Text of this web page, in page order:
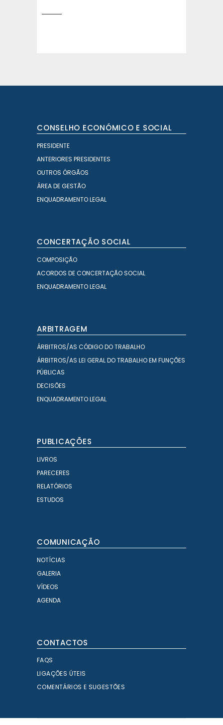
CONSELHO ECONÓMICO E SOCIAL
PRESIDENTE
ANTERIORES PRESIDENTES
OUTROS ÓRGÃOS
ÁREA DE GESTÃO
ENQUADRAMENTO LEGAL
CONCERTAÇÃO SOCIAL
COMPOSIÇÃO
ACORDOS DE CONCERTAÇÃO SOCIAL
ENQUADRAMENTO LEGAL
ARBITRAGEM
ÁRBITROS/AS CÓDIGO DO TRABALHO
ÁRBITROS/AS LEI GERAL DO TRABALHO EM FUNÇÕES
PÚBLICAS
DECISÕES
ENQUADRAMENTO LEGAL
PUBLICAÇÕES
LIVROS
PARECERES
RELATÓRIOS
ESTUDOS
COMUNICAÇÃO
NOTÍCIAS
GALERIA
VÍDEOS
AGENDA
CONTACTOS
FAQS
LIGAÇÕES ÚTEIS
COMENTÁRIOS E SUGESTÕES